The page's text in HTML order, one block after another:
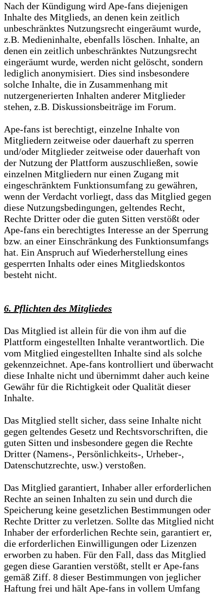
Nach der Kündigung wird Ape-fans diejenigen
Inhalte des Mitglieds, an denen kein zeitlich
unbeschränktes Nutzungsrecht eingeräumt wurde,
z.B. Medieninhalte, ebenfalls löschen. Inhalte, an
denen ein zeitlich unbeschränktes Nutzungsrecht
eingeräumt wurde, werden nicht gelöscht, sondern
lediglich anonymisiert. Dies sind insbesondere
solche Inhalte, die in Zusammenhang mit
nutzergenerierten Inhalten anderer Mitglieder
stehen, z.B. Diskussionsbeiträge im Forum.
Ape-fans ist berechtigt, einzelne Inhalte von
Mitgliedern zeitweise oder dauerhaft zu sperren
und/oder Mitglieder zeitweise oder dauerhaft von
der Nutzung der Plattform auszuschließen, sowie
einzelnen Mitgliedern nur einen Zugang mit
eingeschränktem Funktionsumfang zu gewähren,
wenn der Verdacht vorliegt, dass das Mitglied gegen
diese Nutzungsbedingungen, geltendes Recht,
Rechte Dritter oder die guten Sitten verstößt oder
Ape-fans ein berechtigtes Interesse an der Sperrung
bzw. an einer Einschränkung des Funktionsumfangs
hat. Ein Anspruch auf Wiederherstellung eines
gesperrten Inhalts oder eines Mitgliedskontos
besteht nicht.
6. Pflichten des Mitgliedes
Das Mitglied ist allein für die von ihm auf die
Plattform eingestellten Inhalte verantwortlich. Die
vom Mitglied eingestellten Inhalte sind als solche
gekennzeichnet. Ape-fans kontrolliert und überwacht
diese Inhalte nicht und übernimmt daher auch keine
Gewähr für die Richtigkeit oder Qualität dieser
Inhalte.
Das Mitglied stellt sicher, dass seine Inhalte nicht
gegen geltendes Gesetz und Rechtsvorschriften, die
guten Sitten und insbesondere gegen die Rechte
Dritter (Namens-, Persönlichkeits-, Urheber-,
Datenschutzrechte, usw.) verstoßen.
Das Mitglied garantiert, Inhaber aller erforderlichen
Rechte an seinen Inhalten zu sein und durch die
Speicherung keine gesetzlichen Bestimmungen oder
Rechte Dritter zu verletzen. Sollte das Mitglied nicht
Inhaber der erforderlichen Rechte sein, garantiert er,
die erforderlichen Einwilligungen oder Lizenzen
erworben zu haben. Für den Fall, dass das Mitglied
gegen diese Garantien verstößt, stellt er Ape-fans
gemäß Ziff. 8 dieser Bestimmungen von jeglicher
Haftung frei und hält Ape-fans in vollem Umfang